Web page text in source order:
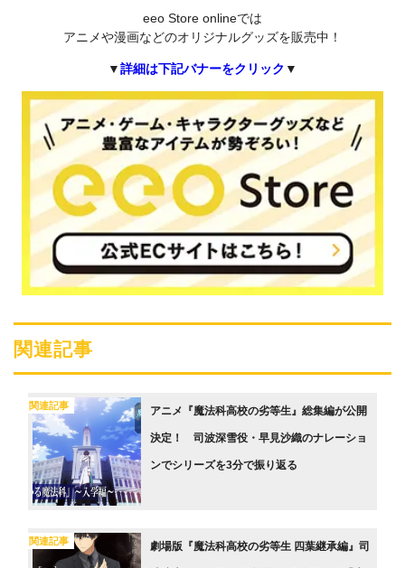
eeo Store onlineでは
アニメや漫画などのオリジナルグッズを販売中！
▼詳細は下記バナーをクリック ▼
関連記事
関連記事 アニメ『魔法科高校の劣等生』総集編が公開
決定！ 司波深雪役・早見沙織のナレーショ
ンでシリーズを3分で振り返る
関連記事 劇場版『魔法科高校の劣等生 四葉継承編』司